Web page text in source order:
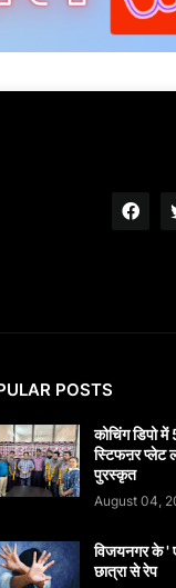
POSTS
कोचिंग डिपो
स्टिफऩर प्लेट
पुरस्कृत
August 04,
विजयनगर के '
छात्रा से रेप